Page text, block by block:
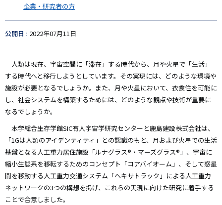
ッ
ト
企業・研究者の方
公開日 2022年07月11日
人類は現在、宇宙空間に「滞在」する時代から、月や火星で「生活」
する時代へと移行しようとしています。その実現には、どのような環境や
施設が必要となるでしょうか。また、月や火星において、衣食住を可能に
し、社会システムを構築するためには、どのような観点や技術が重要に
なるでしょうか。
本学総合生存学館SIC有人宇宙学研究センターと鹿島建設株式会社は、
「1Gは人類のアイデンティティ」との認識のもと、月および火星での生活
基盤となる人工重力居住施設「ルナグラス®・マーズグラス®」、宇宙に
縮小生態系を移転するためのコンセプト「コアバイオーム」、そして惑星
間を移動する人工重力交通システム「ヘキサトラック」による人工重力
ネットワークの3つの構想を掲げ、これらの実現に向けた研究に着手する
ことで合意しました。